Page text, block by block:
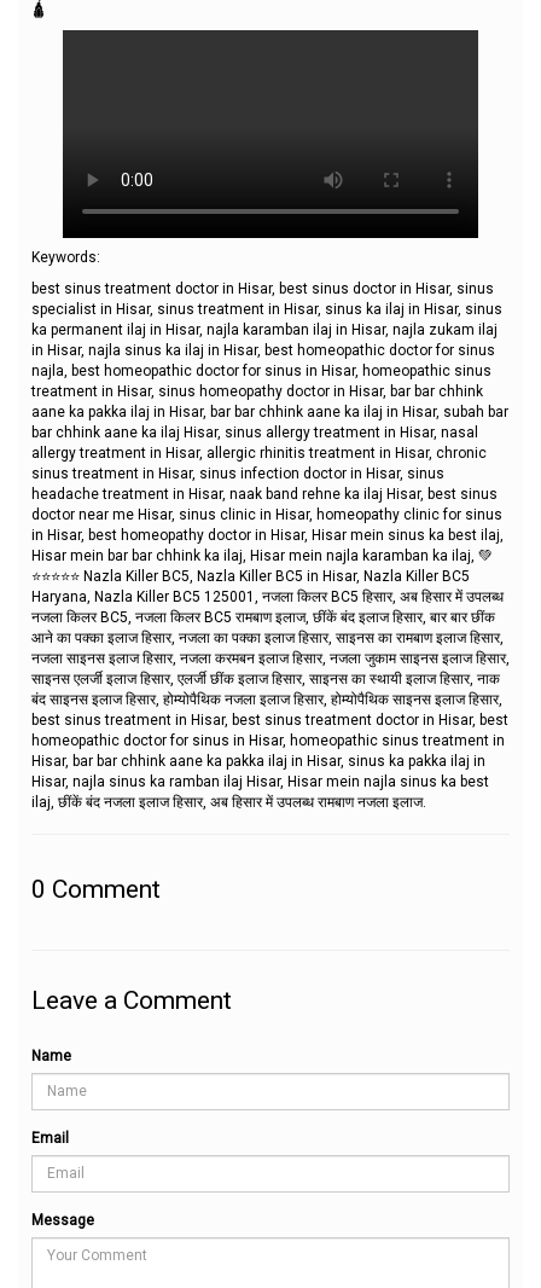
🛕
Keywords:
best sinus treatment doctor in Hisar, best sinus doctor in Hisar, sinus
specialist in Hisar, sinus treatment in Hisar, sinus ka ilaj in Hisar, sinus
ka permanent ilaj in Hisar, najla karamban ilaj in Hisar, najla zukam ilaj
in Hisar, najla sinus ka ilaj in Hisar, best homeopathic doctor for sinus
najla, best homeopathic doctor for sinus in Hisar, homeopathic sinus
treatment in Hisar, sinus homeopathy doctor in Hisar, bar bar chhink
aane ka pakka ilaj in Hisar, bar bar chhink aane ka ilaj in Hisar, subah bar
bar chhink aane ka ilaj Hisar, sinus allergy treatment in Hisar, nasal
allergy treatment in Hisar, allergic rhinitis treatment in Hisar, chronic
sinus treatment in Hisar, sinus infection doctor in Hisar, sinus
headache treatment in Hisar, naak band rehne ka ilaj Hisar, best sinus
doctor near me Hisar, sinus clinic in Hisar, homeopathy clinic for sinus
in Hisar, best homeopathy doctor in Hisar, Hisar mein sinus ka best ilaj,
Hisar mein bar bar chhink ka ilaj, Hisar mein najla karamban ka ilaj, 💚
⭐⭐⭐⭐⭐ Nazla Killer BC5, Nazla Killer BC5 in Hisar, Nazla Killer BC5
Haryana, Nazla Killer BC5 125001, नजला किलर BC5 हिसार, अब हिसार में उपलब्ध
नजला किलर BC5, नजला किलर BC5 रामबाण इलाज, छींकें बंद इलाज हिसार, बार बार छींक
आने का पक्का इलाज हिसार, नजला का पक्का इलाज हिसार, साइनस का रामबाण इलाज हिसार,
नजला साइनस इलाज हिसार, नजला करमबन इलाज हिसार, नजला जुकाम साइनस इलाज हिसार,
साइनस एलर्जी इलाज हिसार, एलर्जी छींक इलाज हिसार, साइनस का स्थायी इलाज हिसार, नाक
बंद साइनस इलाज हिसार, होम्योपैथिक नजला इलाज हिसार, होम्योपैथिक साइनस इलाज हिसार,
best sinus treatment in Hisar, best sinus treatment doctor in Hisar, best
homeopathic doctor for sinus in Hisar, homeopathic sinus treatment in
Hisar, bar bar chhink aane ka pakka ilaj in Hisar, sinus ka pakka ilaj in
Hisar, najla sinus ka ramban ilaj Hisar, Hisar mein najla sinus ka best
ilaj, छींकें बंद नजला इलाज हिसार, अब हिसार में उपलब्ध रामबाण नजला इलाज.
0 Comment
Leave a Comment
Name
Email
Message